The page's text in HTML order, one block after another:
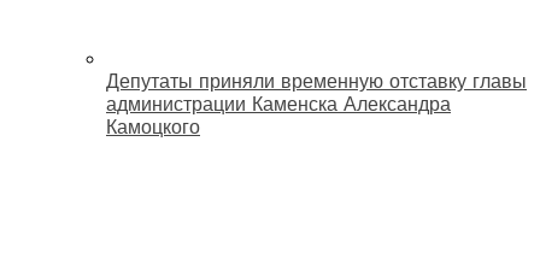
Депутаты приняли временную отставку главы
администрации Каменска Александра
Камоцкого